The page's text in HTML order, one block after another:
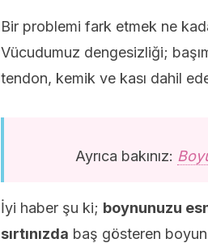
Bir problemi fark etmek ne
Vücudumuz dengesizliği;
tendon, kemik ve kası dahil
Ayrıca bakınız:
İyi haber şu ki; boynunuzu
sırtınızda baş gösteren boyun